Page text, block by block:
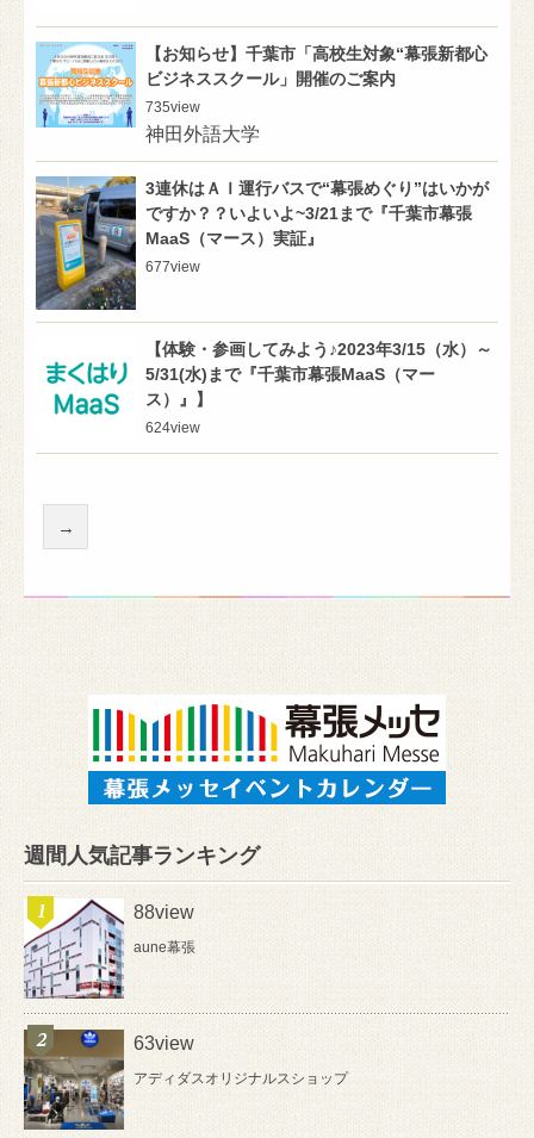
【お知らせ】千葉市「高校生対象“幕張新都心
ビジネススクール」開催のご案内
735view
神田外語大学
3連休はＡＩ運行バスで“幕張めぐり”はいかが
ですか？？いよいよ~3/21まで『千葉市幕張
MaaS（マース）実証』
677view
【体験・参画してみよう♪2023年3/15（水）～
5/31(水)まで『千葉市幕張MaaS（マー
ス）』】
624view
→
週間人気記事ランキング
88view
aune幕張
63view
アディダスオリジナルスショップ